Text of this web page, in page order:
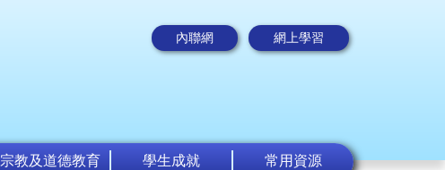
內聯網 網上學習
宗教及道德教育 學生成就 常用資源